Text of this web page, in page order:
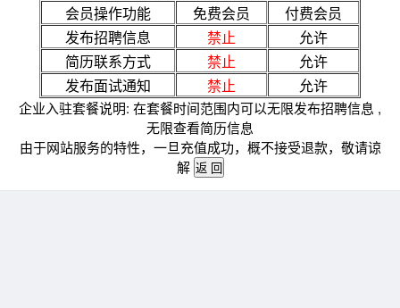
会员操作功能 免费会员
付费会员
发布招聘信息
禁止
允许
简历联系方式
禁止
允许
发布面试通知
禁止 允许
企业入驻套餐说明: 在套餐时间范围内可以无限发布招聘信息 ,
无限查看简历信息
由于网站服务的特性，一旦充值成功，概不接受退款，敬请谅
解